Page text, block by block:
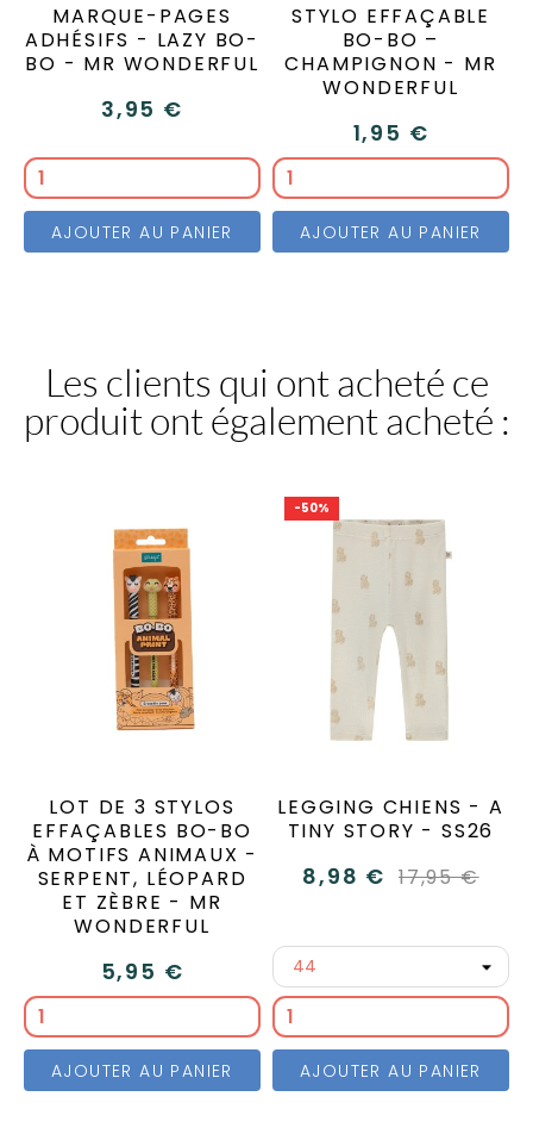
MARQUE-PAGES
ADHÉSIFS - LAZY BO-
BO - MR WONDERFUL
3,95 €
AJOUTER AU PANIER
STYLO EFFAÇABLE
BO-BO –
CHAMPIGNON - MR
WONDERFUL
1,95 €
AJOUTER AU PANIER
Les clients qui ont acheté ce
produit ont également acheté :
LOT DE 3 STYLOS
EFFAÇABLES BO-BO
À MOTIFS ANIMAUX -
SERPENT, LÉOPARD
ET ZÈBRE - MR
WONDERFUL
5,95 €
AJOUTER AU PANIER
-50%
LEGGING CHIENS - A
TINY STORY - SS26
8,98 € 17,95 €
AJOUTER AU PANIER